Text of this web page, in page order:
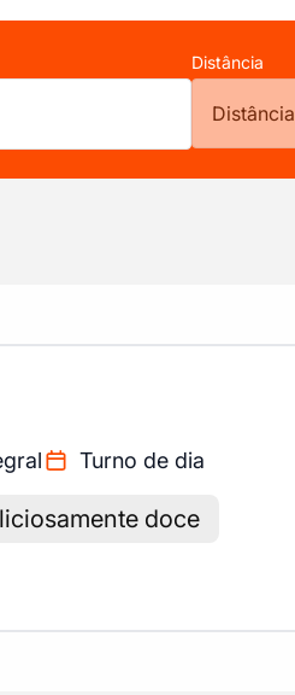
Distância
Distância
Turno de dia
doce